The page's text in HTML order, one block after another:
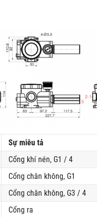
Sự miêu tả
Cổng khí nén, G1 / 4
Cổng chân không, G1
Cổng chân không, G3 / 4
Cổng ra